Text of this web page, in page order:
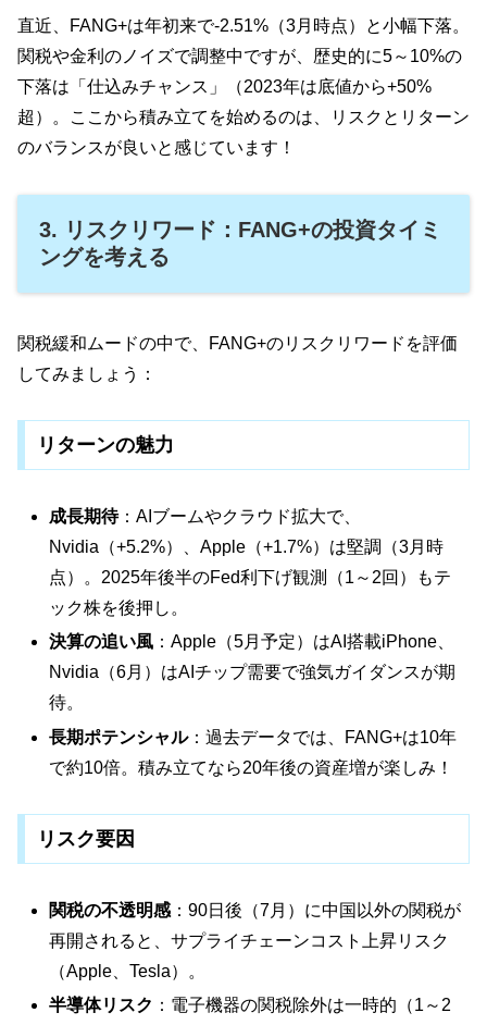
直近、FANG+は年初来で-2.51%（3月時点）と小幅下落。
関税や金利のノイズで調整中ですが、歴史的に5～10%の
下落は「仕込みチャンス」（2023年は底値から+50%
超）。ここから積み立てを始めるのは、リスクとリターン
のバランスが良いと感じています！
3. リスクリワード：FANG+の投資タイミ
ングを考える
関税緩和ムードの中で、FANG+のリスクリワードを評価
してみましょう：
リターンの魅力
成長期待：AIブームやクラウド拡大で、
Nvidia（+5.2%）、Apple（+1.7%）は堅調（3月時
点）。2025年後半のFed利下げ観測（1～2回）もテ
ック株を後押し。
決算の追い風 ：Apple（5月予定）はAI搭載iPhone、
Nvidia（6月）はAIチップ需要で強気ガイダンスが期
待。
長期ポテンシャル：過去データでは、FANG+は10年
で約10倍。積み立てなら20年後の資産増が楽しみ！
リスク要因
関税の不透明感 ：90日後（7月）に中国以外の関税が
再開されると、サプライチェーンコスト上昇リスク
（Apple、Tesla）。
半導体リスク ：電子機器の関税除外は一時的（1～2